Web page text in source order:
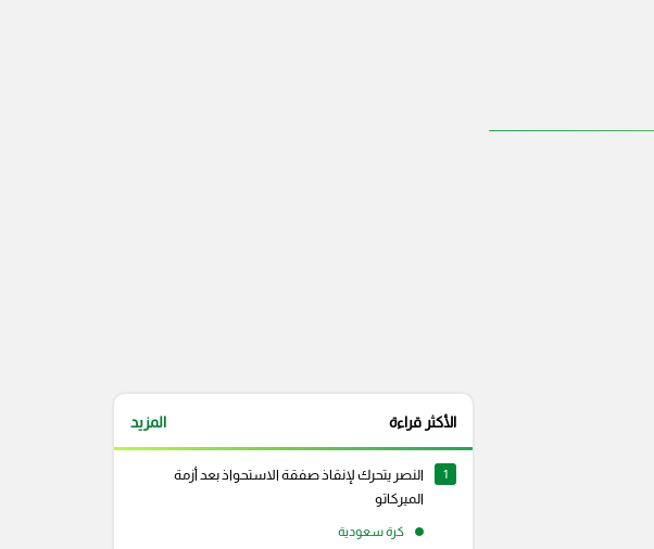
الأكثر قراءة المزيد
1
النصر يتحرك لإنقاذ صفقة الاستحواذ بعد أزمة
الميركاتو
كرة سعودية